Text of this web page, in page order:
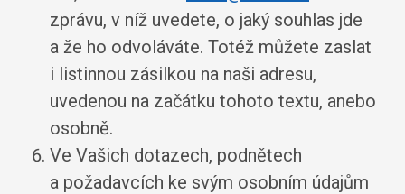
zprávu, v níž uvedete, o jaký souhlas jde
a že ho odvoláváte. Totéž můžete zaslat
i listinnou zásilkou na naši adresu,
uvedenou na začátku tohoto textu, anebo
osobně.
Ve Vašich dotazech, podnětech
a požadavcích ke svým osobním údajům